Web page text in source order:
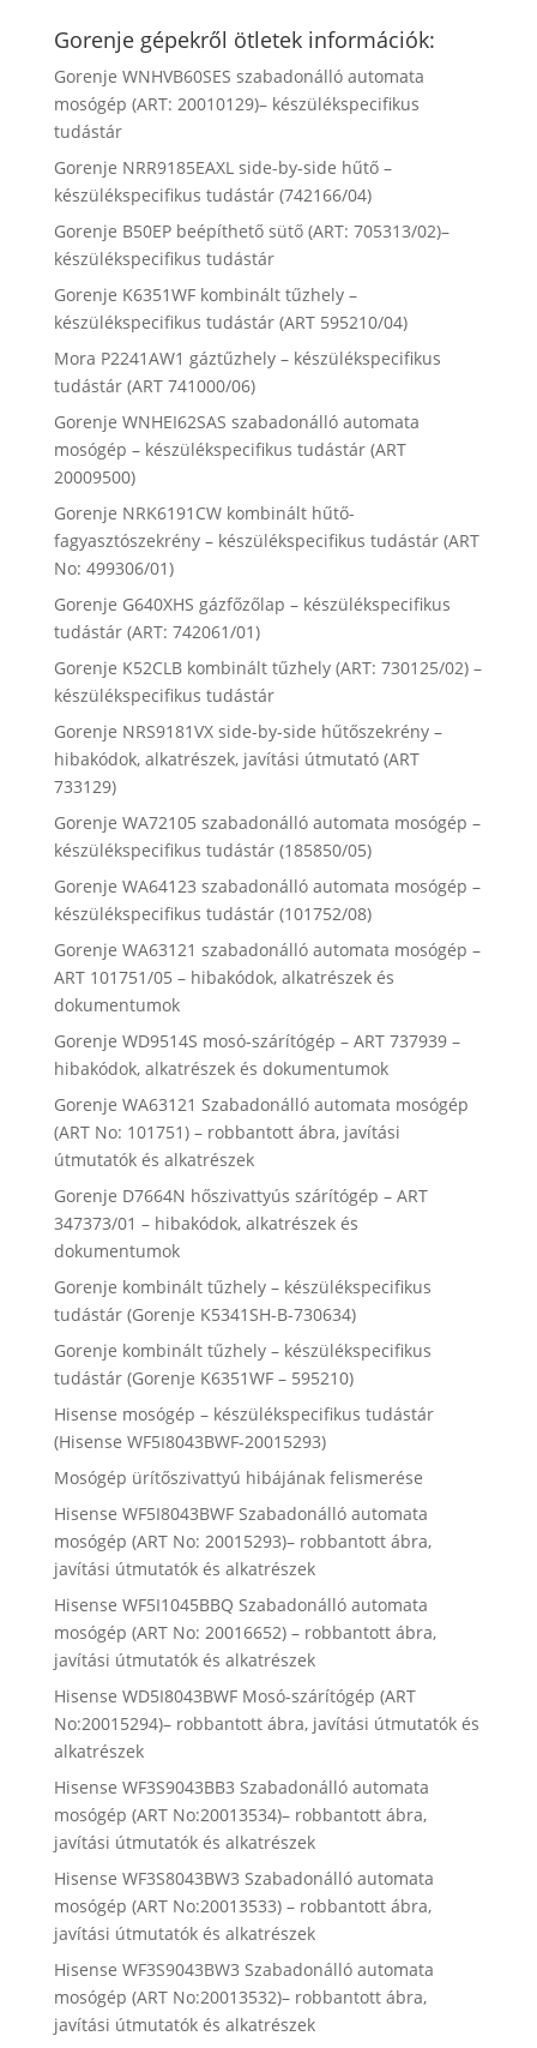
Gorenje gépekről ötletek információk:
Gorenje WNHVB60SES szabadonálló automata
mosógép (ART: 20010129)– készülékspecifikus
tudástár
Gorenje NRR9185EAXL side-by-side hűtő –
készülékspecifikus tudástár (742166/04)
Gorenje B50EP beépíthető sütő (ART: 705313/02)–
készülékspecifikus tudástár
Gorenje K6351WF kombinált tűzhely –
készülékspecifikus tudástár (ART 595210/04)
Mora P2241AW1 gáztűzhely – készülékspecifikus
tudástár (ART 741000/06)
Gorenje WNHEI62SAS szabadonálló automata
mosógép – készülékspecifikus tudástár (ART
20009500)
Gorenje NRK6191CW kombinált hűtő-
fagyasztószekrény – készülékspecifikus tudástár (ART
No: 499306/01)
Gorenje G640XHS gázfőzőlap – készülékspecifikus
tudástár (ART: 742061/01)
Gorenje K52CLB kombinált tűzhely (ART: 730125/02) –
készülékspecifikus tudástár
Gorenje NRS9181VX side-by-side hűtőszekrény –
hibakódok, alkatrészek, javítási útmutató (ART
733129)
Gorenje WA72105 szabadonálló automata mosógép –
készülékspecifikus tudástár (185850/05)
Gorenje WA64123 szabadonálló automata mosógép –
készülékspecifikus tudástár (101752/08)
Gorenje WA63121 szabadonálló automata mosógép –
ART 101751/05 – hibakódok, alkatrészek és
dokumentumok
Gorenje WD9514S mosó-szárítógép – ART 737939 –
hibakódok, alkatrészek és dokumentumok
Gorenje WA63121 Szabadonálló automata mosógép
(ART No: 101751) – robbantott ábra, javítási
útmutatók és alkatrészek
Gorenje D7664N hőszivattyús szárítógép – ART
347373/01 – hibakódok, alkatrészek és
dokumentumok
Gorenje kombinált tűzhely – készülékspecifikus
tudástár (Gorenje K5341SH-B-730634)
Gorenje kombinált tűzhely – készülékspecifikus
tudástár (Gorenje K6351WF – 595210)
Hisense mosógép – készülékspecifikus tudástár
(Hisense WF5I8043BWF-20015293)
Mosógép ürítőszivattyú hibájának felismerése
Hisense WF5I8043BWF Szabadonálló automata
mosógép (ART No: 20015293)– robbantott ábra,
javítási útmutatók és alkatrészek
Hisense WF5I1045BBQ Szabadonálló automata
mosógép (ART No: 20016652) – robbantott ábra,
javítási útmutatók és alkatrészek
Hisense WD5I8043BWF Mosó-szárítógép (ART
No:20015294)– robbantott ábra, javítási útmutatók és
alkatrészek
Hisense WF3S9043BB3 Szabadonálló automata
mosógép (ART No:20013534)– robbantott ábra,
javítási útmutatók és alkatrészek
Hisense WF3S8043BW3 Szabadonálló automata
mosógép (ART No:20013533) – robbantott ábra,
javítási útmutatók és alkatrészek
Hisense WF3S9043BW3 Szabadonálló automata
mosógép (ART No:20013532)– robbantott ábra,
javítási útmutatók és alkatrészek